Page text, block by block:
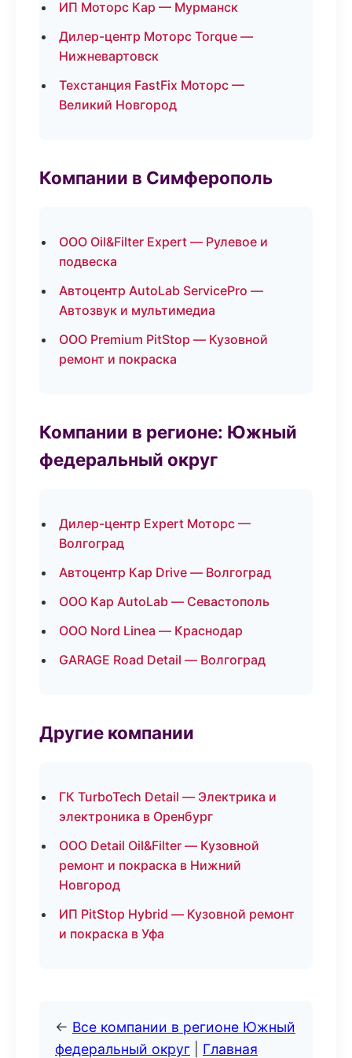
ИП Моторс Кар — Мурманск
Дилер-центр Моторс Torque —
Нижневартовск
Техстанция FastFix Моторс —
Великий Новгород
Компании в Симферополь
ООО Oil&Filter Expert — Рулевое и
подвеска
Автоцентр AutoLab ServicePro —
Автозвук и мультимедиа
ООО Premium PitStop — Кузовной
ремонт и покраска
Компании в регионе: Южный
федеральный округ
Дилер-центр Expert Моторс —
Волгоград
Автоцентр Кар Drive — Волгоград
ООО Кар AutoLab — Севастополь
ООО Nord Linea — Краснодар
GARAGE Road Detail — Волгоград
Другие компании
ГК TurboTech Detail — Электрика и
электроника в Оренбург
ООО Detail Oil&Filter — Кузовной
ремонт и покраска в Нижний
Новгород
ИП PitStop Hybrid — Кузовной ремонт
и покраска в Уфа
← Все компании в регионе Южный
федеральный округ
Главная